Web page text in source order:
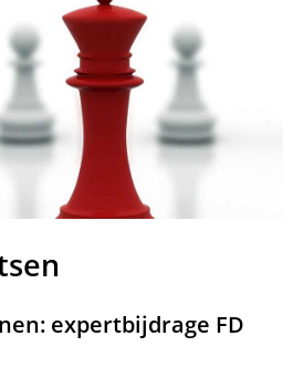
expertbijdrage FD